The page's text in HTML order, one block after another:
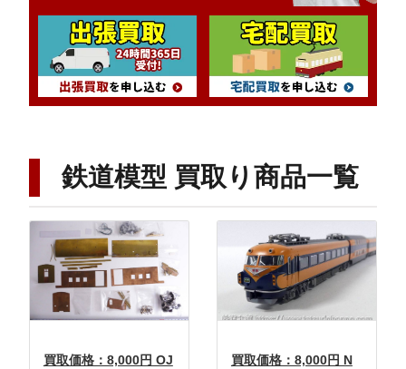
鉄道模型 買取り商品一覧
買取価格：8,000円 OJ
買取価格：8,000円 N